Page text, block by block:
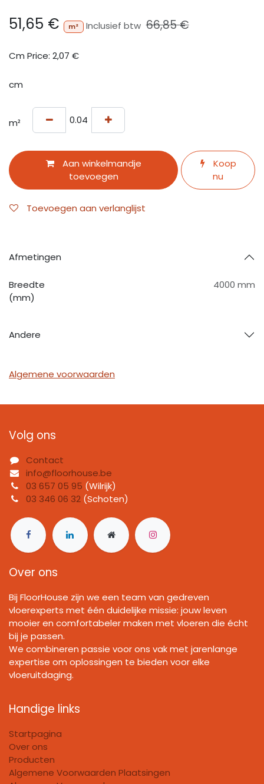
51,65 € m² Inclusief btw 66,85€
Cm Price: 2,07 €
cm
m²
Aan winkelmandje
toevoegen
Koop
nu
Toevoegen aan verlanglijst
Afmetingen
Breedte
(mm)
4000 mm
Andere
Algemene voorwaarden
Volg ons
Contact
info@floorhouse.be
03 657 05 95 (Wilrijk)
03 346 06 32 (Schoten)
Over ons
Bij FloorHouse zijn we een team van gedreven
vloerexperts met één duidelijke missie: jouw leven
mooier en comfortabeler maken met vloeren die écht
bij je passen.
We combineren passie voor ons vak met jarenlange
expertise om oplossingen te bieden voor elke
vloeruitdaging.
Handige links
Startpagina
Over ons
Producten
Algemene Voorwaarden Plaatsingen